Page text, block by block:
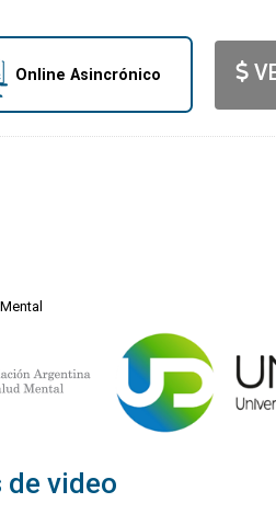
Online Asincrónico
video